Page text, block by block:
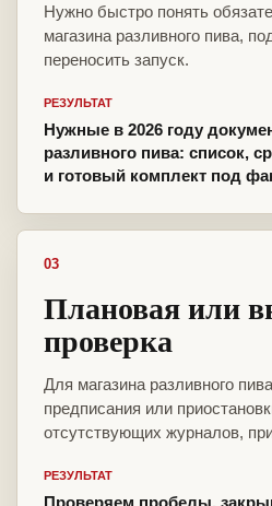
Нужно быстро понять
магазина разливного пива,
переносить запуск.
РЕЗУЛЬТАТ
Нужные в 2026 году
разливного пива: список,
и готовый комплект под
03
Плановая или
проверка
Для магазина разливного
предписания или
отсутствующих журналов,
РЕЗУЛЬТАТ
Проверяем пробелы,